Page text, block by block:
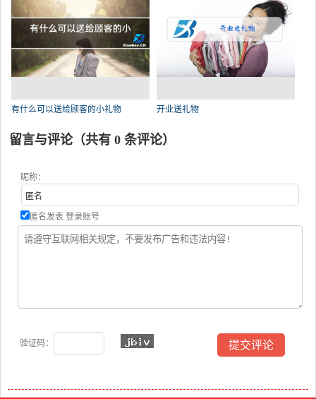
有什么可以送给顾客的小礼物 开业送礼物
留言与评论（共有 0 条评论）
昵称：
匿名发表 登录账号
验证码：